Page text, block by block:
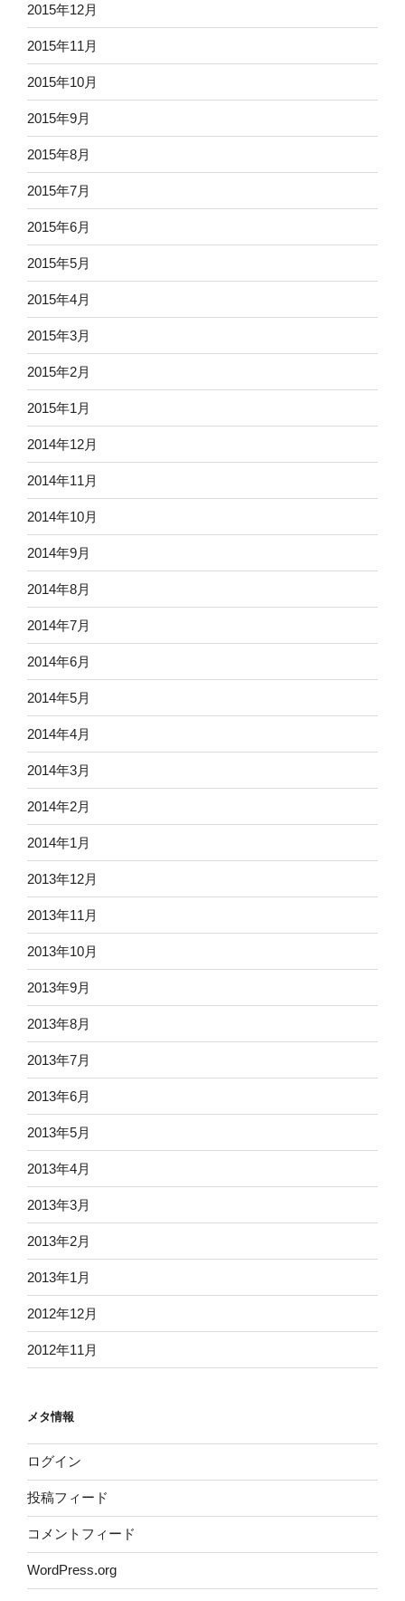
2015年12月
2015年11月
2015年10月
2015年9月
2015年8月
2015年7月
2015年6月
2015年5月
2015年4月
2015年3月
2015年2月
2015年1月
2014年12月
2014年11月
2014年10月
2014年9月
2014年8月
2014年7月
2014年6月
2014年5月
2014年4月
2014年3月
2014年2月
2014年1月
2013年12月
2013年11月
2013年10月
2013年9月
2013年8月
2013年7月
2013年6月
2013年5月
2013年4月
2013年3月
2013年2月
2013年1月
2012年12月
2012年11月
メタ情報
ログイン
投稿フィード
コメントフィード
WordPress.org